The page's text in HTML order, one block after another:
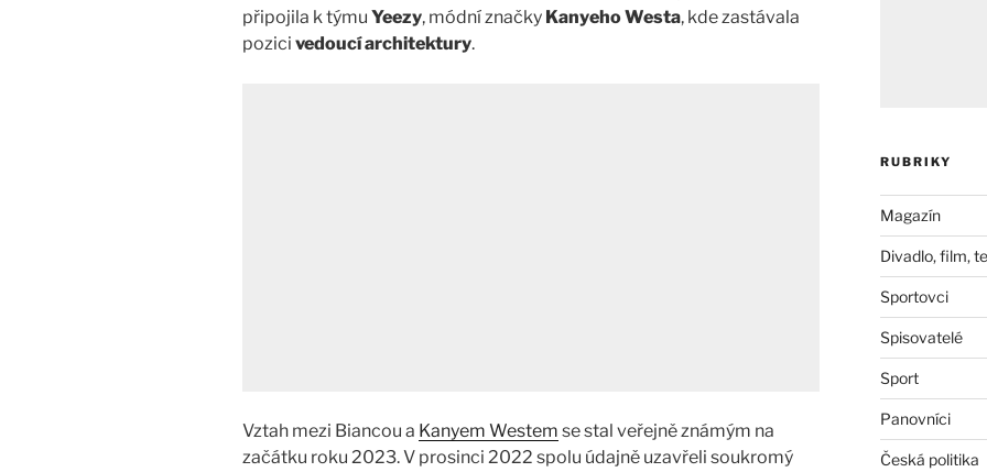
připojila k týmu Yeezy, módní značky Kanyeho Westa, kde zastávala
pozici vedoucí architektury.
Vztah mezi Biancou a Kanyem Westem se stal veřejně známým na
začátku roku 2023. V prosinci 2022 spolu údajně uzavřeli soukromý
RUBRIKY
Magazín
Divadlo, film,
Sportovci
Spisovatelé
Sport
Panovníci
Česká politika